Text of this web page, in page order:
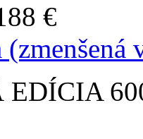
€
EDÍCIA